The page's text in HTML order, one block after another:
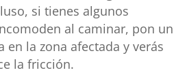
si tienes algunos
al caminar, pon un
en la zona afectada y verás
la fricción.